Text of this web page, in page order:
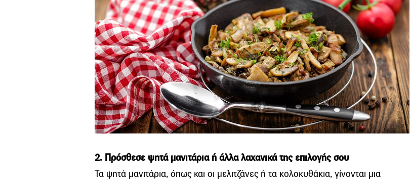
2. Πρόσθεσε ψητά μανιτάρια ή άλλα λαχανικά της επιλογής σου
Τα ψητά μανιτάρια, όπως και οι μελιτζάνες ή τα κολοκυθάκια, γίνονται μια